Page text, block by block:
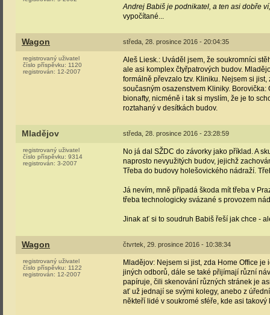
Andrej Babiš je podnikatel, a ten asi dobře
vypočítané...
Wagon středa, 28. prosince 2016 - 20:04:35
registrovaný uživatel
číslo příspěvku: 1120
registrován: 12-2007
Aleš Liesk.: Uváděl jsem, že soukromníci
ale asi komplex čtyřpatrových budov.
formálně převzalo tzv. Kliniku. Nejsem si
současným osazenstvem Kliniky.
bionafty, nicméně i tak si myslím, že je to
roztahaný v desítkách budov.
Mladějov středa, 28. prosince 2016 - 23:28:59
registrovaný uživatel
číslo příspěvku: 9314
registrován: 3-2007
No já dal SŽDC do závorky jako příklad. A
naprosto nevyužitých budov, jejichž
Třeba do budovy holešovického nádraží.
Já nevím, mně připadá škoda mít třeba v
třeba technologicky svázané s provozem
Jinak ať si to soudruh Babiš řeší jak chce -
Wagon čtvrtek, 29. prosince 2016 - 10:38:34
registrovaný uživatel
číslo příspěvku: 1122
registrován: 12-2007
Mladějov: Nejsem si jist, zda Home Office
jiných odborů, dále se také přijímají různí
papíruje, čili skenování různých stránek je
ať už jednají se svými kolegy, anebo z
někteří lidé v soukromé sféře, kde asi